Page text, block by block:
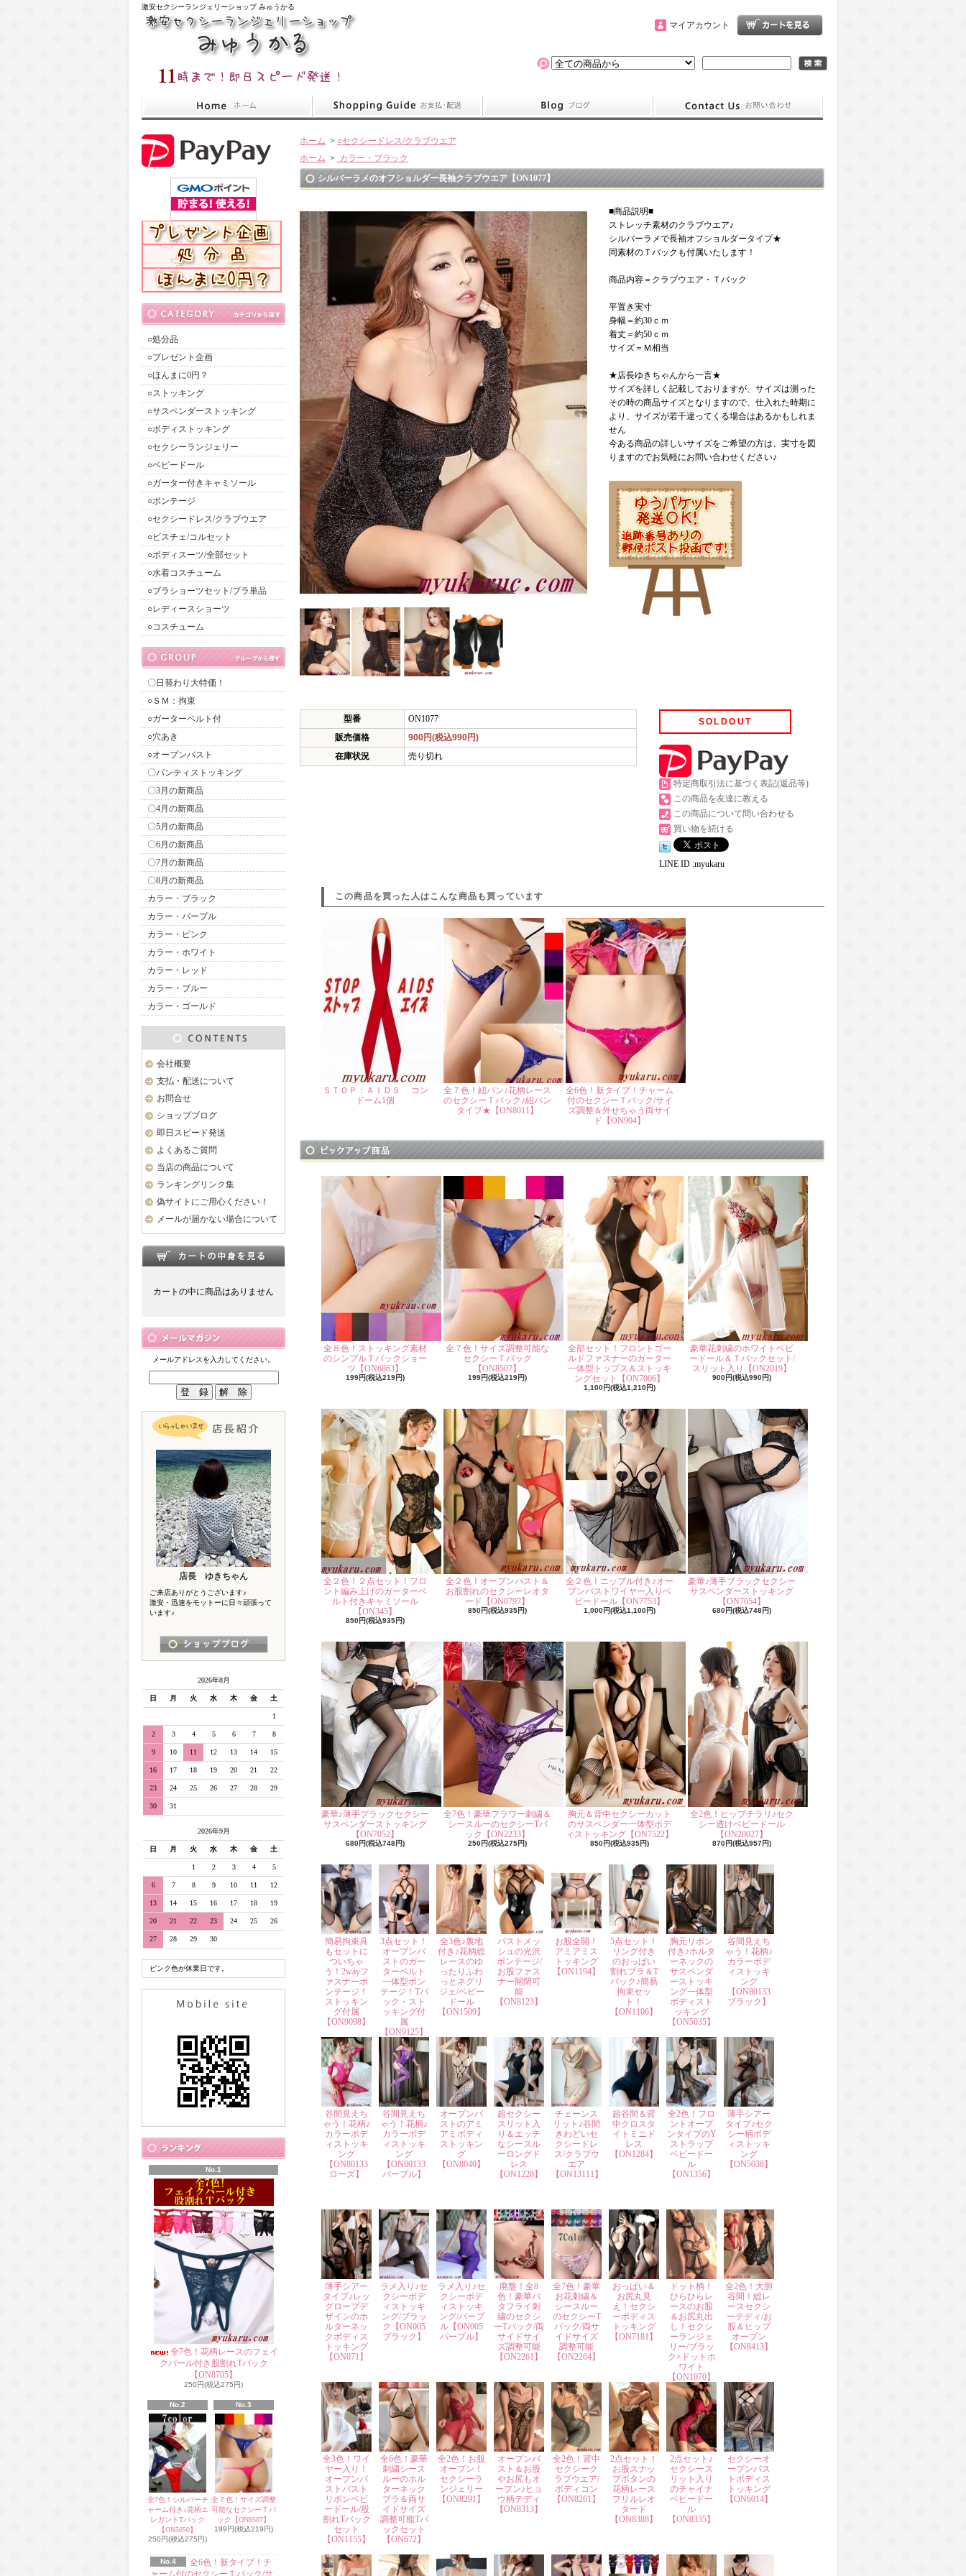
激安セクシーランジェリーショップ みゅうかる
マイアカウント
○処分品
○プレゼント企画
○ほんまに0円？
○ストッキング
○サスペンダーストッキング
○ボディストッキング
○セクシーランジェリー
○ベビードール
○ガーター付きキャミソール
○ボンテージ
○セクシードレス/クラブウエア
○ビスチェ/コルセット
○ボディスーツ/全部セット
○水着コスチューム
○ブラショーツセット/ブラ単品
○レディースショーツ
○コスチューム
〇日替わり大特価！
○ＳＭ：拘束
○ガーターベルト付
○穴あき
○オープンバスト
〇パンティストッキング
〇3月の新商品
〇4月の新商品
〇5月の新商品
〇6月の新商品
〇7月の新商品
〇8月の新商品
カラー・ブラック
カラー・パープル
カラー・ピンク
カラー・ホワイト
カラー・レッド
カラー・ブルー
カラー・ゴールド
会社概要
支払・配送について
お問合せ
ショップブログ
即日スピード発送
よくあるご質問
当店の商品について
ランキングリンク集
偽サイトにご用心ください！
メールが届かない場合について
カートの中に商品はありません
メールアドレスを入力してください。
店長 ゆきちゃん
ご来店ありがとうございます♪
激安・迅速をモットーに日々頑張って
います♪
2026年8月
日 月 火 水 木 金 土
1
2 3 4 5 6 7 8
9 10 11 12 13 14 15
16 17 18 19 20 21 22
23 24 25 26 27 28 29
30 31
2026年9月
日 月 火 水 木 金 土
1 2 3 4 5
6 7 8 9 10 11 12
13 14 15 16 17 18 19
20 21 22 23 24 25 26
27 28 29 30
ピンク色が休業日です。
No.1
全7色！花柄レースのフェイ
クパール付き股割れTバック
【ON8705】
250円(税込275円)
No.2
全7色！シルバーチ
ャーム付き♪花柄エ
レガントTバック
【ON5050】
250円(税込275円)
No.3
全７色！サイズ調整
可能なセクシーＴバ
ック【ON8507】
199円(税込219円)
No.4
全6色！新タイプ！チ
ャーム付のセクシーＴバック/サ
ホーム > ○セクシードレス/クラブウエア
ホーム > カラー・ブラック
シルバーラメのオフショルダー長袖クラブウエア【ON1077】
■商品説明■
ストレッチ素材のクラブウエア♪
シルバーラメで長袖オフショルダータイプ★
同素材のＴバックも付属いたします！
商品内容＝クラブウエア・Ｔバック
平置き実寸
身幅＝約30ｃｍ
着丈＝約50ｃｍ
サイズ＝Ｍ相当
★店長ゆきちゃんから一言★
サイズを詳しく記載しておりますが、サイズは測った
その時の商品サイズとなりますので、仕入れた時期に
より、サイズが若干違ってくる場合はあるかもしれま
せん
今ある商品の詳しいサイズをご希望の方は、実寸を図
りますのでお気軽にお問い合わせください♪
型番
ON1077
販売価格
900円(税込990円)
在庫状況
売り切れ
SOLDOUT
特定商取引法に基づく表記(返品等)
この商品を友達に教える
この商品について問い合わせる
買い物を続ける
LINE ID :myukaru
この商品を買った人はこんな商品も買っています
ＳＴＯＰ：ＡＩＤＳ コン
ドーム1個
全７色！紐パン♪花柄レース
のセクシーＴバック♪紐パン
タイプ★【ON8011】
全6色！新タイプ！チャーム
付のセクシーＴバック/サイ
ズ調整＆外せちゃう両サイ
ド【ON904】
全８色！ストッキング素材
のシンプルＴバックショー
ツ【ON6863】
199円(税込219円)
全７色！サイズ調整可能な
セクシーＴバック
【ON8507】
199円(税込219円)
全部セット！フロントゴー
ルドファスナーのガーター
一体型トップス＆ストッキ
ングセット【ON7006】
1,100円(税込1,210円)
豪華花刺繍のホワイトベビ
ードール＆Ｔバックセット/
スリット入り【ON2019】
900円(税込990円)
全２色！２点セット！フロ
ント編み上げのガーターベ
ルト付きキャミソール
【ON345】
850円(税込935円)
全２色！オープンバスト＆
お股割れのセクシーレオタ
ード【ON0797】
850円(税込935円)
全２色！ニップル付き♪オー
プンバストワイヤー入りベ
ビードール【ON7753】
1,000円(税込1,100円)
豪華♪薄手ブラックセクシー
サスペンダーストッキング
【ON7054】
680円(税込748円)
豪華♪薄手ブラックセクシー
サスペンダーストッキング
【ON7052】
680円(税込748円)
全7色！豪華フラワー刺繍＆
シースルーのセクシーTバ
ック【ON2233】
250円(税込275円)
胸元＆背中セクシーカット
のサスペンダー一体型ボデ
ィストッキング【ON7522】
850円(税込935円)
全2色！ヒップチラリ♪セク
シー透けベビードール
【ON20027】
870円(税込957円)
簡易拘束具
もセットに
ついちゃ
う！2wayフ
ァスナーボ
ンテージ！
ストッキン
グ付属
【ON9098】
3点セット！
オープンバ
ストのガー
ターベルト
一体型ボン
テージ！Tバ
ック・スト
ッキング付
属
【ON9125】
全3色♪裏地
付き♪花柄総
レースのゆ
ったりふわ
っとネグリ
ジェ/ベビー
ドール
【ON1509】
バストメッ
シュの光沢
ボンテージ/
お股ファス
ナー開閉可
能
【ON8123】
お股全開！
アミアミス
トッキング
【ON1194】
5点セット！
リング付き
のおっぱい
割れブラ＆T
バック♪簡易
拘束セッ
ト！
【ON1106】
胸元リボン
付き♪ホルタ
ーネックの
サスペンダ
ーストッキ
ング一体型
ボディスト
ッキング
【ON5035】
谷間見えち
ゃう！花柄♪
カラーボデ
ィストッキ
ング
【ON80133
ブラック】
谷間見えち
ゃう！花柄♪
カラーボデ
ィストッキ
ング
【ON80133
ローズ】
谷間見えち
ゃう！花柄♪
カラーボデ
ィストッキ
ング
【ON80133
パープル】
オープンバ
ストのアミ
アミボディ
ストッキン
グ
【ON8040】
超セクシー
スリット入
り＆エッチ
なシースル
ーロングド
レス
【ON1228】
チェーンス
リット♪谷間
きわどいセ
クシードレ
ス/クラブウ
エア
【ON13111】
超谷間＆背
中クロスタ
イトミニド
レス
【ON1284】
全2色！フロ
ントオープ
ンタイプのY
ストラップ
ベビードー
ル
【ON1356】
薄手シアー
タイプ♪セク
シー柄ボデ
ィストッキ
ング
【ON5038】
薄手シアー
タイプ♪レッ
グロープデ
ザインのホ
ルターネッ
クボディス
トッキング
【ON071】
ラメ入り♪セ
クシーボデ
ィストッキ
ング/ブラッ
ク【ON005
ブラック】
ラメ入り♪セ
クシーボデ
ィストッキ
ング/パープ
ル【ON005
パープル】
廃盤！全8
色！豪華バ
タフライ刺
繍のセクシ
ーTバック/両
サイドサイ
ズ調整可能
【ON2261】
全7色！豪華
お花刺繍＆
シースルー
のセクシーT
バック/両サ
イドサイズ
調整可能
【ON2264】
おっぱい＆
お尻丸見
え！セクシ
ーボディス
トッキング
【ON7181】
ドット柄！
ひらひらレ
ースのお股
＆お尻丸出
し！セクシ
ーランジェ
リー/ブラッ
ク×ドットホ
ワイト
【ON1070】
全2色！大胆
谷間！総レ
ースセクシ
ーテディ/お
股＆ヒップ
オープン
【ON8413】
全3色！ワイ
ヤー入り！
オープンバ
ストバスト
リボンベビ
ードール/股
割れTバック
セット
【ON1155】
全6色！豪華
刺繍シース
ルーのホル
ターネック
ブラ＆両サ
イドサイズ
調整可能Tバ
ックセット
【ON672】
全2色！お股
オープン！
セクシーラ
ンジェリー
【ON8291】
オープンバ
スト＆お股
やお尻もオ
ープン♪ヒョ
ウ柄テディ
【ON8313】
全2色！背中
セクシーク
ラブウエア/
ボディコン
【ON8261】
2点セット！
お股スナッ
プボタンの
花柄レース
フリルレオ
タード
【ON8388】
2点セット♪
セクシース
リット入り
のチャイナ
ベビードー
ル
【ON8335】
セクシーオ
ープンバス
トボディス
トッキング
【ON6014】